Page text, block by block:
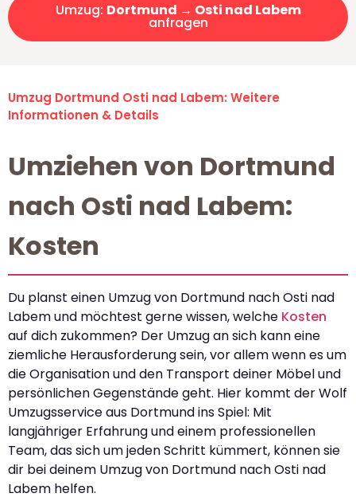
Umzug: Dortmund → Osti nad Labem
anfragen
Umzug Dortmund Osti nad Labem: Weitere
Informationen & Details
Umziehen von Dortmund
nach Osti nad Labem:
Kosten
Du planst einen Umzug von Dortmund nach Osti nad
Labem und möchtest gerne wissen, welche Kosten
auf dich zukommen? Der Umzug an sich kann eine
ziemliche Herausforderung sein, vor allem wenn es um
die Organisation und den Transport deiner Möbel und
persönlichen Gegenstände geht. Hier kommt der Wolf
Umzugsservice aus Dortmund ins Spiel: Mit
langjähriger Erfahrung und einem professionellen
Team, das sich um jeden Schritt kümmert, können sie
dir bei deinem Umzug von Dortmund nach Osti nad
Labem helfen.